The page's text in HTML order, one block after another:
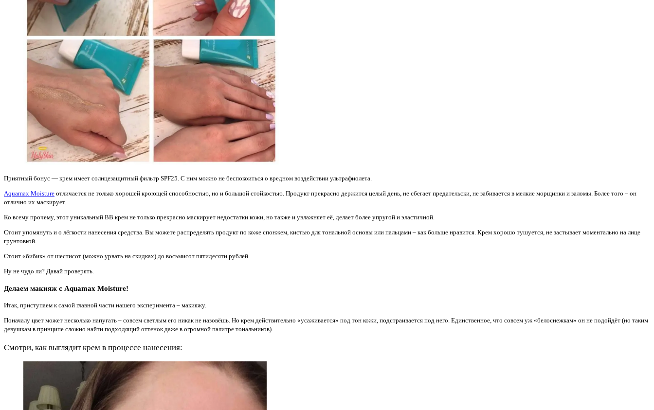
Приятный бонус — крем имеет солнцезащитный фильтр SPF25. С ним можно не беспокоиться о вредном воздействии ультрафиолета.
Aquamax Moisture отличается не только хорошей кроющей способностью, но и большой стойкостью. Продукт прекрасно держится целый день, не сбегает предательски, не забивается в мелкие морщинки и заломы. Более того – он
отлично их маскирует.
Ко всему прочему, этот уникальный BB крем не только прекрасно маскирует недостатки кожи, но также и увлажняет её, делает более упругой и эластичной.
Стоит упомянуть и о лёгкости нанесения средства. Вы можете распределять продукт по коже спонжем, кистью для тональной основы или пальцами – как больше нравится. Крем хорошо тушуется, не застывает моментально на лице
грунтовкой.
Стоит «бибик» от шестисот (можно урвать на скидках) до восьмисот пятидесяти рублей.
Ну не чудо ли? Давай проверять.
Делаем макияж с Aquamax Moisture!
Итак, приступаем к самой главной части нашего эксперимента – макияжу.
Поначалу цвет может несколько напугать – совсем светлым его никак не назовёшь. Но крем действительно «усаживается» под тон кожи, подстраивается под него. Единственное, что совсем уж «белоснежкам» он не подойдёт (но таким
девушкам в принципе сложно найти подходящий оттенок даже в огромной палитре тональников).
Смотри, как выглядит крем в процессе нанесения: